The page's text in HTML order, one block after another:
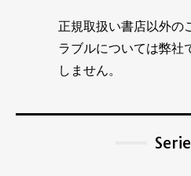
正規取扱い書店以外の
ラブルについては弊社
しません。